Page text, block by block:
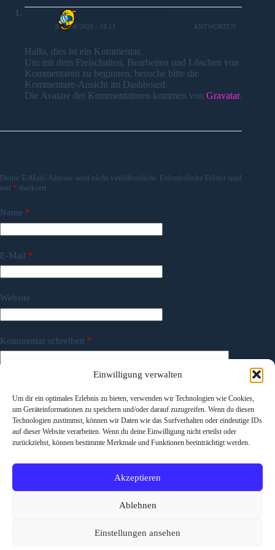
Einwilligung verwalten
Um dir ein optimales Erlebnis zu bieten, verwenden wir Technologien wie Cookies,
um Geräteinformationen zu speichern und/oder darauf zuzugreifen. Wenn du diesen
Technologien zustimmst, können wir Daten wie das Surfverhalten oder eindeutige IDs
auf dieser Website verarbeiten. Wenn du deine Einwilligung nicht erteilst oder
zurückziehst, können bestimmte Merkmale und Funktionen beeinträchtigt werden.
Akzeptieren
Ablehnen
Einstellungen ansehen
Ein WordPress-Kommentator
8. JUNI 2026 / 18:11 ANTWORTEN
Hallo, dies ist ein Kommentar.
Um mit dem Freischalten, Bearbeiten und Löschen von
Kommentaren zu beginnen, besuche bitte die
Kommentare-Ansicht im Dashboard.
Die Avatare der Kommentatoren kommen von Gravatar.
Deine E-Mail-Adresse wird nicht veröffentlicht. Erforderliche Felder sind
mit * markiert
Name *
E-Mail *
Website
Kommentar schreiben *
in diesem Browser für die nächste Kommentierung speichern.